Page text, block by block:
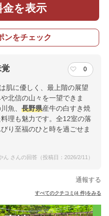
金を表示
ンをチェック
0
肌に優しく、最上階の展望
北信の山々を一望できま
魚、 長野県産牛の白すき焼
理も魅力です。全12室の落
り至福のひと時を過ごせま
ん さんの回答（投稿日：2026/2/11）
通報する
すべてのクチコミ(4 件)をみる